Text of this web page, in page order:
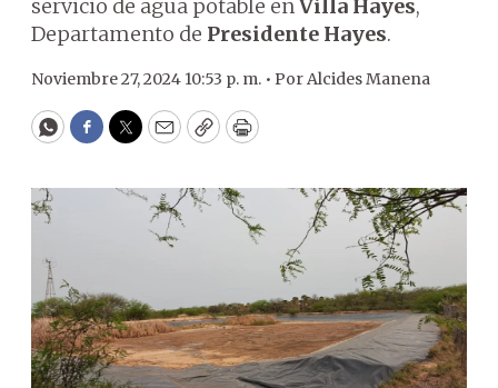
servicio de agua potable enVilla Hayes,
Departamento de Presidente Hayes.
Noviembre 27, 2024 10:53 p. m. • PorAlcides Manena
WhatsApp
Facebook
Twitter
EmailCopyPrint